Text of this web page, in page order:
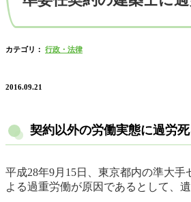
カテゴリ： 行政・法律
2016.09.21
契約以外の労働実態に過労
平成28年9月15日、東京都内の準大
よる過重労働が原因であるとして、